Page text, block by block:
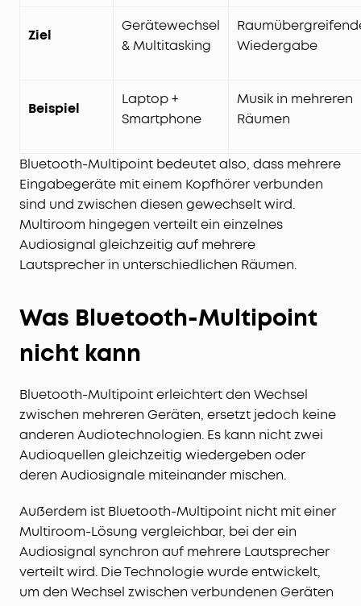
Ziel
Gerätewechsel
& Multitasking
Wiedergabe
Beispiel
Laptop +
Smartphone
Musik in mehreren
Räumen
Bluetooth-Multipoint bedeutet also, dass mehrere
Eingabegeräte mit einem Kopfhörer verbunden
sind und zwischen diesen gewechselt wird.
Multiroom hingegen verteilt ein einzelnes
Audiosignal gleichzeitig auf mehrere
Lautsprecher in unterschiedlichen Räumen.
Was Bluetooth-Multipoint
nicht kann
Bluetooth-Multipoint erleichtert den Wechsel
zwischen mehreren Geräten, ersetzt jedoch keine
anderen Audiotechnologien. Es kann nicht zwei
Audioquellen gleichzeitig wiedergeben oder
deren Audiosignale miteinander mischen.
Außerdem ist Bluetooth-Multipoint nicht mit einer
Multiroom-Lösung vergleichbar, bei der ein
Audiosignal synchron auf mehrere Lautsprecher
verteilt wird. Die Technologie wurde entwickelt,
um den Wechsel zwischen verbundenen Geräten